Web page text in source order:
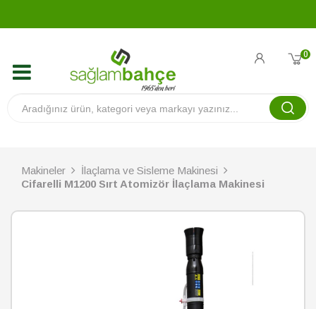
0
Makineler
İlaçlama ve Sisleme Makinesi
Cifarelli M1200 Sırt Atomizör İlaçlama Makinesi